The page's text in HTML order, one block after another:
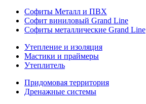
Софиты Металл и ПВХ
Софит виниловый Grand Line
Софиты металлические Grand Line
Утепление и изоляция
Мастики и праймеры
Утеплитель
Придомовая территория
Дренажные системы